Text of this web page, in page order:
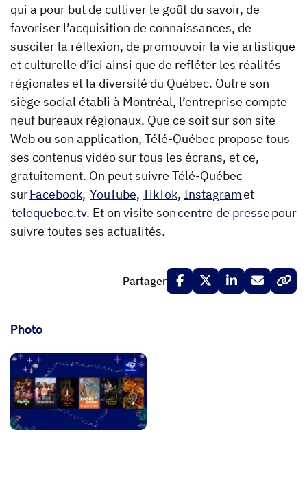
qui a pour but de cultiver le goût du savoir, de
favoriser l’acquisition de connaissances, de
susciter la réflexion, de promouvoir la vie artistique
et culturelle d’ici ainsi que de refléter les réalités
régionales et la diversité du Québec. Outre son
siège social établi à Montréal, l’entreprise compte
neuf bureaux régionaux. Que ce soit sur son site
Web ou son application, Télé-Québec propose tous
ses contenus vidéo sur tous les écrans, et ce,
gratuitement. On peut suivre Télé-Québec
surFacebook, YouTube, TikTok, Instagramet
telequebec.tv. Et on visite soncentre de pressepour
suivre toutes ses actualités.
Partager
Photo